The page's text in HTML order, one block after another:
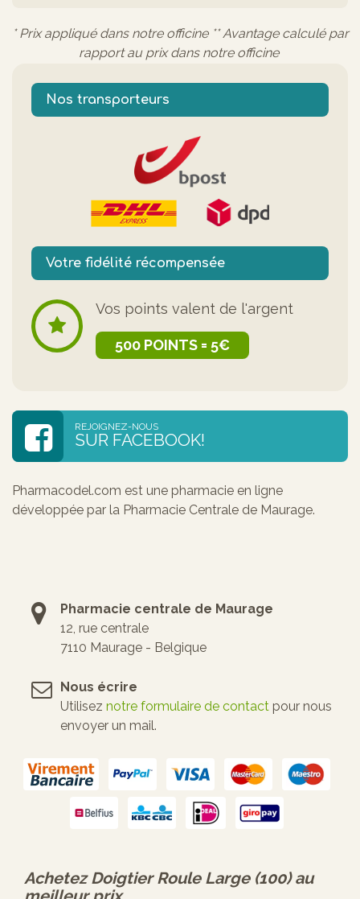
* Prix appliqué dans notre officine ** Avantage calculé par
rapport au prix dans notre officine
Nos transporteurs
Votre fidélité récompensée
Vos points valent de l'argent
500 POINTS = 5€
REJOIGNEZ-NOUS
SUR FACEBOOK!
Pharmacodel.com est une pharmacie en ligne
développée par la Pharmacie Centrale de Maurage.
Pharmacie centrale de Maurage
12, rue centrale
7110 Maurage - Belgique
Nous écrire
Utilisez notre formulaire de contact pour nous
envoyer un mail.
AchetezDoigtier Roule Large (100)au